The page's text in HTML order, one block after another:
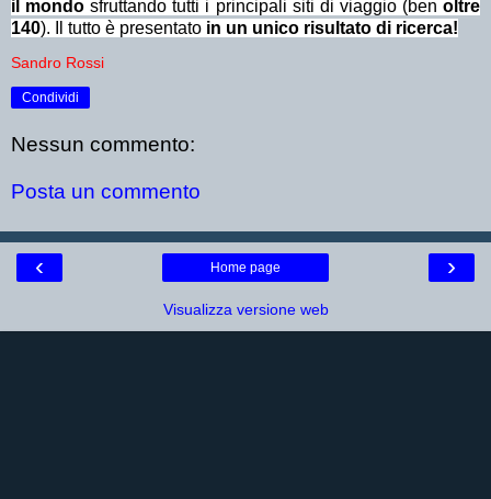
il mondo sfruttando tutti i principali siti di viaggio (benoltre
140). Il tutto è presentato in un unico risultato di ricerca!
Sandro Rossi
Condividi
Nessun commento:
Posta un commento
‹ ›
Home page
Visualizza versione web